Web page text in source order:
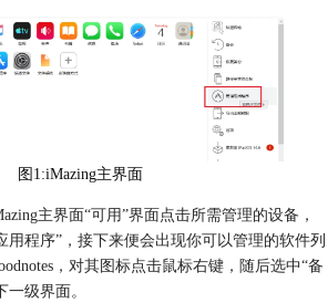
图1:iMazing主界面
主界面“可用”界面点击所需管理的设备，
用程序”，接下来便会出现你可以管理的软件列
，对其图标点击鼠标右键，随后选中“备
级界面。